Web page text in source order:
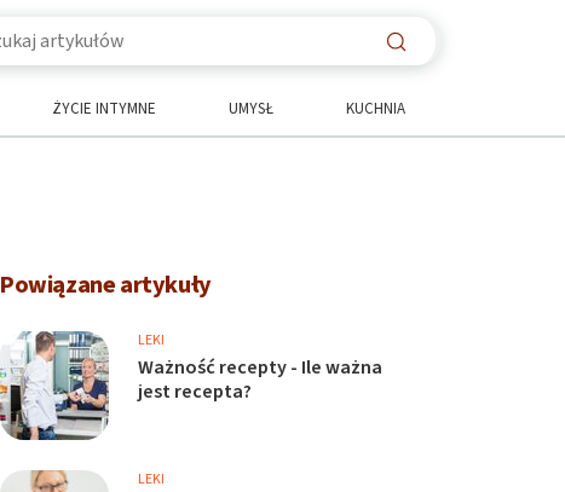
ŻYCIE INTYMNE UMYSŁ KUCHNIA
Powiązane artykuły
LEKI
Ważność recepty - Ile ważna
jest recepta?
LEKI